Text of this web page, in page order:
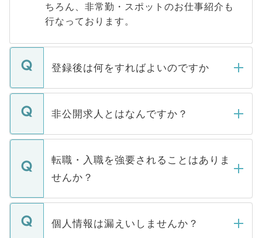
ちろん、非常勤・スポットのお仕事紹介も
行なっております。
登録後は何をすればよいのですか
ご登録いただきましたら、弊社担当者がご
登録内容を確認し、その後メールもしくは
ます。通常、5営業日以内にはご連絡をせて
いただきますので、しばらくお待ちくださ
非公開求人とはなんですか？
マイナビDOCTORで取り扱っている求人の
うち約3割は、Webサイトからご覧いただ
けない「非公開求人」です。非公開求人は
下記の理由によって、一般には公開してい
ません。
■応募殺到を避けるため 人気のある医療機
転職・入職を強要されることはありま
せんか？
転職・入職を強要することは一切ありませ
ん。また、仮に応募先から内定をいただい
個人情報は漏えいしませんか？